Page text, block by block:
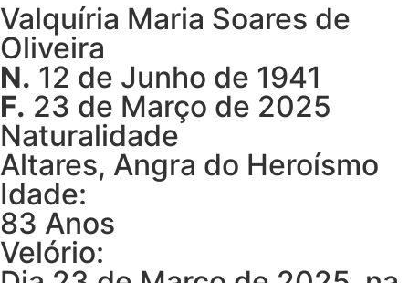
Valquíria Maria Soares de
Oliveira
N. 12 de Junho de 1941
F. 23 de Março de 2025
Naturalidade
Altares, Angra do Heroísmo
Idade:
83 Anos
Velório: